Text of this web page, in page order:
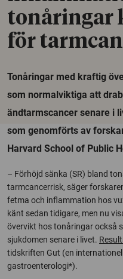
tonåringar
för
Tonåringar med kraftig
som normalviktiga att
ändtarmscancer senare i
som genomförts av
Harvard School of Public
– Förhöjd sänka (SR) bland
tarmcancerrisk, säger
fetma och inflammation hos
känt sedan tidigare, men nu
övervikt hos tonåringar också
sjukdomen senare i livet.
tidskriften Gut (en
gastroenterologi*).